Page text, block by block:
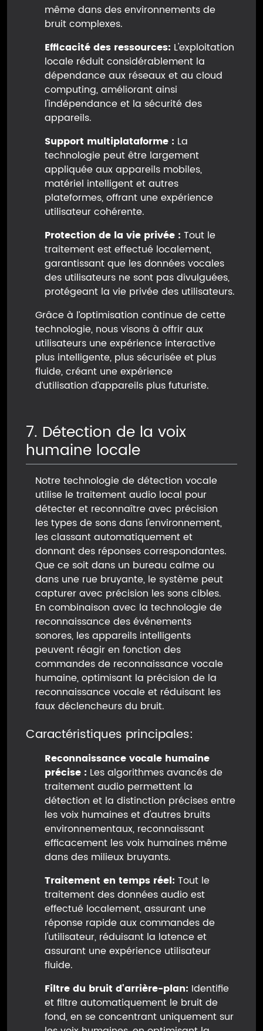
même dans des environnements de
bruit complexes.
Efficacité des ressources: L'exploitation
locale réduit considérablement la
dépendance aux réseaux et au cloud
computing, améliorant ainsi
l'indépendance et la sécurité des
appareils.
Support multiplataforme : La
technologie peut être largement
appliquée aux appareils mobiles,
matériel intelligent et autres
plateformes, offrant une expérience
utilisateur cohérente.
Protection de la vie privée : Tout le
traitement est effectué localement,
garantissant que les données vocales
des utilisateurs ne sont pas divulguées,
protégeant la vie privée des utilisateurs.
Grâce à l’optimisation continue de cette
technologie, nous visons à offrir aux
utilisateurs une expérience interactive
plus intelligente, plus sécurisée et plus
fluide, créant une expérience
d’utilisation d’appareils plus futuriste.
7. Détection de la voix
humaine locale
Notre technologie de détection vocale
utilise le traitement audio local pour
détecter et reconnaître avec précision
les types de sons dans l'environnement,
les classant automatiquement et
donnant des réponses correspondantes.
Que ce soit dans un bureau calme ou
dans une rue bruyante, le système peut
capturer avec précision les sons cibles.
En combinaison avec la technologie de
reconnaissance des événements
sonores, les appareils intelligents
peuvent réagir en fonction des
commandes de reconnaissance vocale
humaine, optimisant la précision de la
reconnaissance vocale et réduisant les
faux déclencheurs du bruit.
Caractéristiques principales:
Reconnaissance vocale humaine
précise : Les algorithmes avancés de
traitement audio permettent la
détection et la distinction précises entre
les voix humaines et d'autres bruits
environnementaux, reconnaissant
efficacement les voix humaines même
dans des milieux bruyants.
Traitement en temps réel: Tout le
traitement des données audio est
effectué localement, assurant une
réponse rapide aux commandes de
l'utilisateur, réduisant la latence et
assurant une expérience utilisateur
fluide.
Filtre du bruit d'arrière-plan: Identifie
et filtre automatiquement le bruit de
fond, en se concentrant uniquement sur